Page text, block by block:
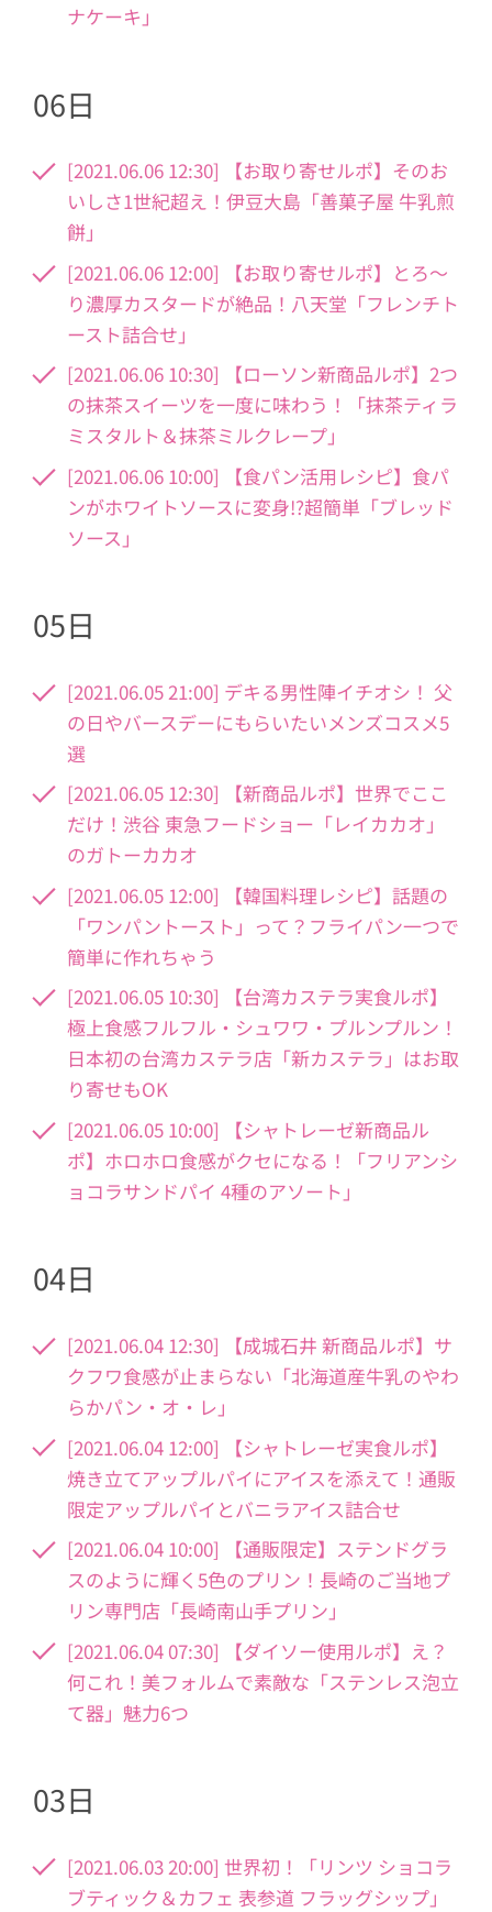
ナケーキ」
06日
[2021.06.06 12:30] 【お取り寄せルポ】そのお
いしさ1世紀超え！伊豆大島「善菓子屋 牛乳煎
餅」
[2021.06.06 12:00] 【お取り寄せルポ】とろ～
り濃厚カスタードが絶品！八天堂「フレンチト
ースト詰合せ」
[2021.06.06 10:30] 【ローソン新商品ルポ】2つ
の抹茶スイーツを一度に味わう！「抹茶ティラ
ミスタルト＆抹茶ミルクレープ」
[2021.06.06 10:00] 【食パン活用レシピ】食パ
ンがホワイトソースに変身!?超簡単「ブレッド
ソース」
05日
[2021.06.05 21:00] デキる男性陣イチオシ！ 父
の日やバースデーにもらいたいメンズコスメ5
選
[2021.06.05 12:30] 【新商品ルポ】世界でここ
だけ！渋谷 東急フードショー「レイカカオ」
のガトーカカオ
[2021.06.05 12:00] 【韓国料理レシピ】話題の
「ワンパントースト」って？フライパン一つで
簡単に作れちゃう
[2021.06.05 10:30] 【台湾カステラ実食ルポ】
極上食感フルフル・シュワワ・プルンプルン！
日本初の台湾カステラ店「新カステラ」はお取
り寄せもOK
[2021.06.05 10:00] 【シャトレーゼ新商品ル
ポ】ホロホロ食感がクセになる！「フリアンシ
ョコラサンドパイ 4種のアソート」
04日
[2021.06.04 12:30] 【成城石井 新商品ルポ】サ
クフワ食感が止まらない「北海道産牛乳のやわ
らかパン・オ・レ」
[2021.06.04 12:00] 【シャトレーゼ実食ルポ】
焼き立てアップルパイにアイスを添えて！通販
限定アップルパイとバニラアイス詰合せ
[2021.06.04 10:00] 【通販限定】ステンドグラ
スのように輝く5色のプリン！長崎のご当地プ
リン専門店「長崎南山手プリン」
[2021.06.04 07:30] 【ダイソー使用ルポ】え？
何これ！美フォルムで素敵な「ステンレス泡立
て器」魅力6つ
03日
[2021.06.03 20:00] 世界初！「リンツ ショコラ
ブティック＆カフェ 表参道 フラッグシップ」